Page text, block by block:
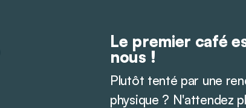
Le premier café
nous !
Plutôt tenté par une
physique ? N'attendez